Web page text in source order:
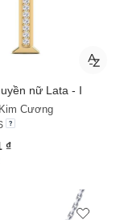
nữ Lata - I
Cương
₫